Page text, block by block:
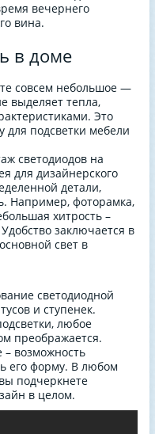
вечернего
вина.
в доме
совсем небольшое —
выделяет тепла,
Это
для подсветки мебели
светодиодов на
для дизайнерского
детали,
Например, фоторамка,
хитрость –
заключается в
свет в
светодиодной
и ступенек.
любое
преображается.
– возможность
его форму. В любом
подчеркнете
в целом.